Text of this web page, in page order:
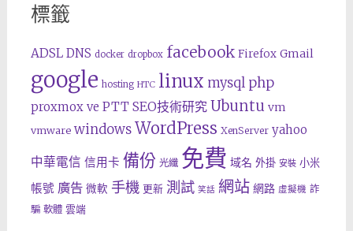
標籤
ADSL DNS docker dropbox facebook Firefox Gmail
google hosting HTC linux mysql php
proxmox ve PTT SEO技術研究 Ubuntu vm
vmware windows WordPress XenServer yahoo
中華電信 信用卡 備份 光纖 免費 域名 外掛 安裝 小米
帳號 廣告 微軟 手機 更新 測試 笑話 網站 網路 虛擬機 詐
騙 軟體 雲端